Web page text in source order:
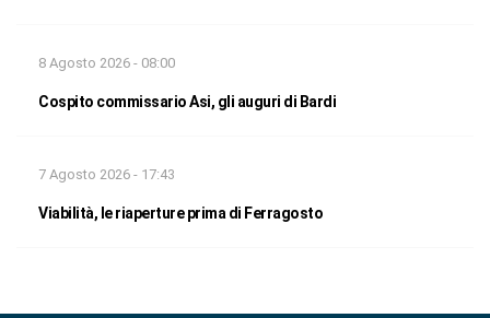
8 Agosto 2026 - 08:00
Cospito commissario Asi, gli auguri di Bardi
7 Agosto 2026 - 17:43
Viabilità, le riaperture prima di Ferragosto